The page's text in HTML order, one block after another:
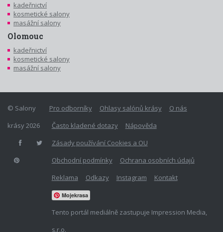
kadeřnictví
kosmetické salony
masážní salony
Olomouc
kadeřnictví
kosmetické salony
masážní salony
Pro odborníky Ohlasy salónů krásy
O nás
Často kladené dotazy
Nápověda
Zásady používání Cookies a OU
Obchodní podmínky
Ochrana osobních údajů
Reklama
Odkazy Instagram Kontakt
Mojekrasa
Tento portál mediálně zastupuje Impression Media,
s.r.o.
© Salony
krásy 2026